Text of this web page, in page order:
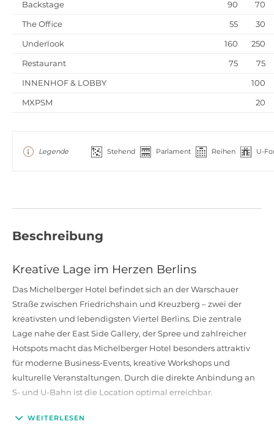
Backstage
90
70
The Office
55
30
Underlook
160
250
Restaurant
75
75
INNENHOF & LOBBY
100
MXPSM
20
Legende Stehend Parlament Reihen U-
Beschreibung
Kreative Lage im Herzen Berlins
Das Michelberger Hotel befindet sich an der Warschauer
Straße zwischen Friedrichshain und Kreuzberg – zwei der
kreativsten und lebendigsten Viertel Berlins. Die zentrale
Lage nahe der East Side Gallery, der Spree und zahlreicher
Hotspots macht das Michelberger Hotel besonders attraktiv
für moderne Business-Events, kreative Workshops und
kulturelle Veranstaltungen. Durch die direkte Anbindung an
S- und U-Bahn ist die Location optimal erreichbar.
Vielseitige Eventflächen & flexible
WEITERLESEN